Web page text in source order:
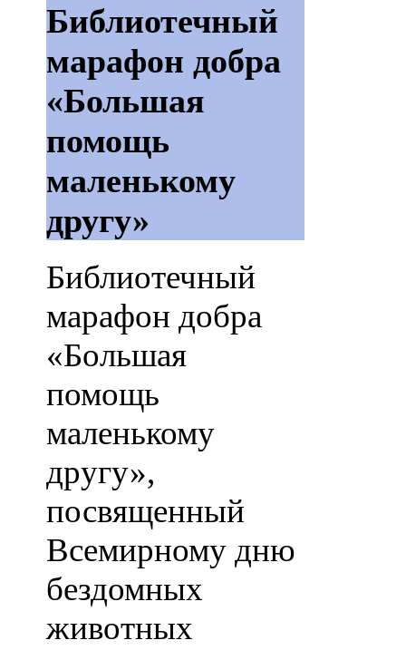
Библиотечный
марафон добра
«Большая
помощь
маленькому
другу»
Библиотечный
марафон добра
«Большая
помощь
маленькому
другу»,
посвященный
Всемирному дню
бездомных
животных